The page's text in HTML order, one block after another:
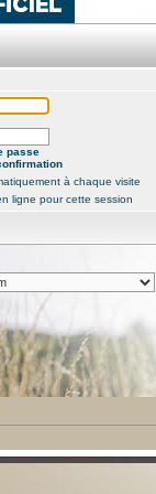
passe
à chaque visite
ligne pour cette session